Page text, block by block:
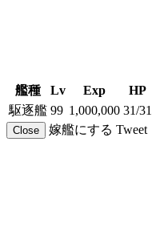
艦種 Lv Exp HP
駆逐艦 99 1,000,000 31/31
Close 嫁艦にする Tweet